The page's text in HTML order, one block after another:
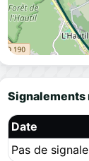
Signalements
Date
Pas de